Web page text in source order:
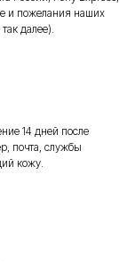
и пожелания наших
далее).
14 дней после
почта, службы
кожу.